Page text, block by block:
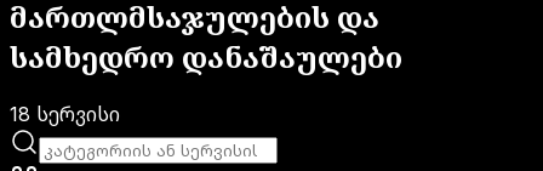
მართლმსაჯულების და
სამხედრო დანაშაულები
18 სერვისი